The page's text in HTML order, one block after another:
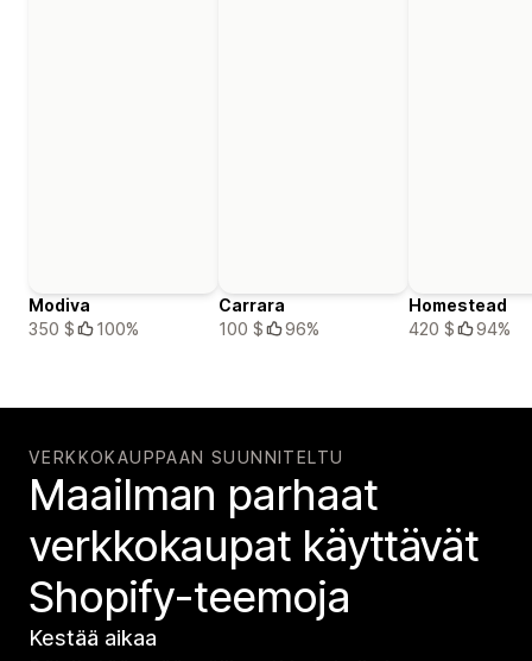
Modiva
350 $
100%
Carrara
100 $
96%
Homestead
420 $
94%
VERKKOKAUPPAAN SUUNNITELTU
Maailman parhaat
verkko­kaupat käyttävät
Shopify-teemoja
Kestää aikaa